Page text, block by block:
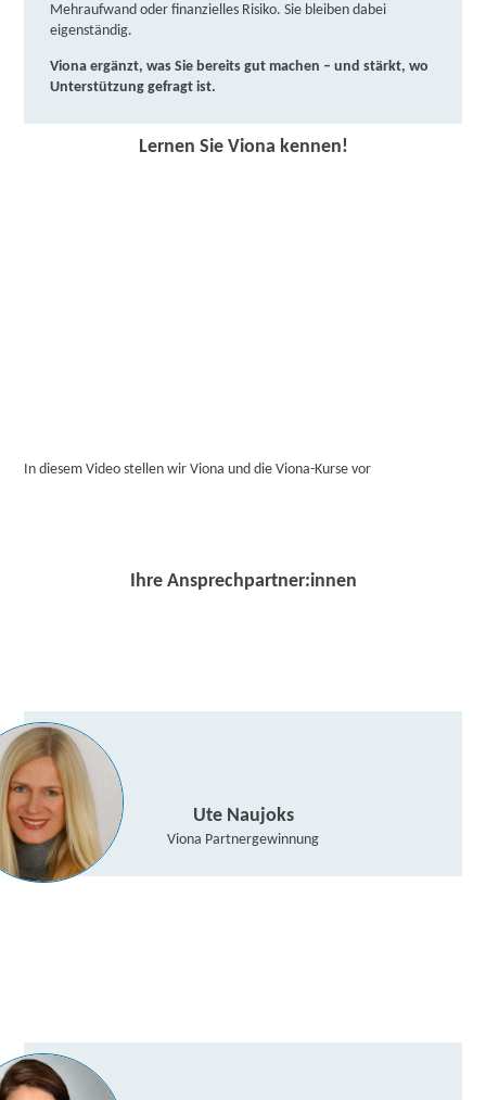
Mehraufwand oder finanzielles Risiko. Sie bleiben dabei
eigenständig.
Viona ergänzt, was Sie bereits gut machen – und stärkt, wo
Unterstützung gefragt ist.
Lernen Sie Viona kennen!
YouTube Video laden
In diesem Video stellen wir Viona und die Viona-Kurse vor
Ihre Ansprechpartner:innen
Ute Naujoks
Viona Partnergewinnung